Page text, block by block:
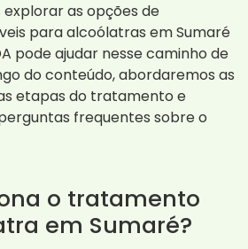
as opções de
para alcoólatras em Sumaré
pode ajudar nesse caminho de
do conteúdo, abordaremos as
etapas do tratamento e
frequentes sobre o
o tratamento
em Sumaré?